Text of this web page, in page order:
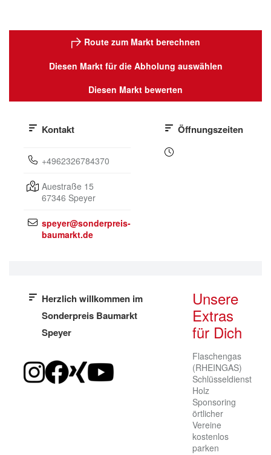
Route zum Markt berechnen
Diesen Markt für die Abholung auswählen
Diesen Markt bewerten
Öffnungszeiten
Kontakt
+4962326784370
Auestraße 15
67346 Speyer
speyer@sonderpreis-
baumarkt.de
Herzlich willkommen im
Sonderpreis Baumarkt
Speyer
Unsere
Extras
für Dich
Flaschengas
(RHEINGAS)
Schlüsseldienst
Holz
Sponsoring
örtlicher
Vereine
kostenlos
parken